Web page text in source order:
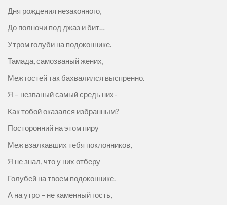
Дня рождения незаконного,
До полночи под джаз и бит…
Утром голуби на подоконнике.
Тамада, самозваный жених,
Меж гостей так бахвалился выспренно.
Я – незваный самый средь них-
Как тобой оказался избранным?
Посторонний на этом пиру
Меж взалкавших тебя поклонников,
Я не знал, что у них отберу
Голубей на твоем подоконнике.
А на утро – не каменный гость,